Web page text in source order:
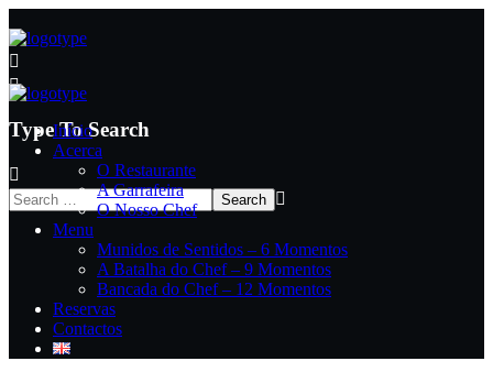
Type To Search
Início
Acerca
O Restaurante
A Garrafeira
O Nosso Chef
Menu
Munidos de Sentidos – 6 Momentos
A Batalha do Chef – 9 Momentos
Bancada do Chef – 12 Momentos
Reservas
Contactos